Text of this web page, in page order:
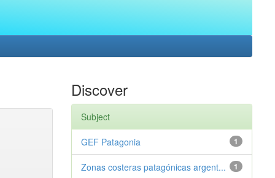
Discover
Subject
1
GEF Patagonia
1
Zonas costeras patagónicas argent...